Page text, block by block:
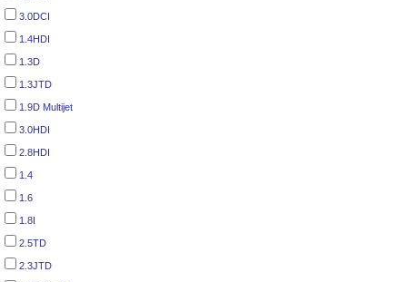
3.0DCI
1.4HDI
1.3D
1.3JTD
1.9D Multijet
3.0HDI
2.8HDI
1.4
1.6
1.8I
2.5TD
2.3JTD